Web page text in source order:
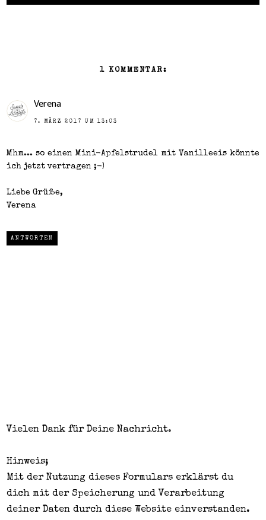
1 KOMMENTAR:
Verena
7. MÄRZ 2017 UM 13:03
Mhm... so einen Mini-Apfelstrudel mit Vanilleeis könnte
ich jetzt vertragen ;-)
Liebe Grüße,
Verena
ANTWORTEN
Vielen Dank für Deine Nachricht.
Hinweis;
Mit der Nutzung dieses Formulars erklärst du
dich mit der Speicherung und Verarbeitung
deiner Daten durch diese Website einverstanden.